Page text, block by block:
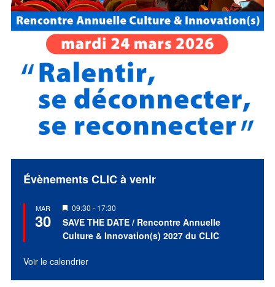
Évènements CLIC à venir
MAR
30
Mis
en
avant
09:30 - 17:30
SAVE THE DATE / Rencontre Annuelle
Culture & Innovation(s) 2027 du CLIC
Voir le calendrier